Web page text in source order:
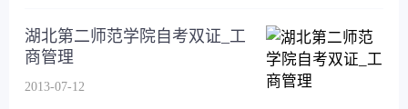
湖北第二师范学院自考双证_工
商管理
2013-07-12